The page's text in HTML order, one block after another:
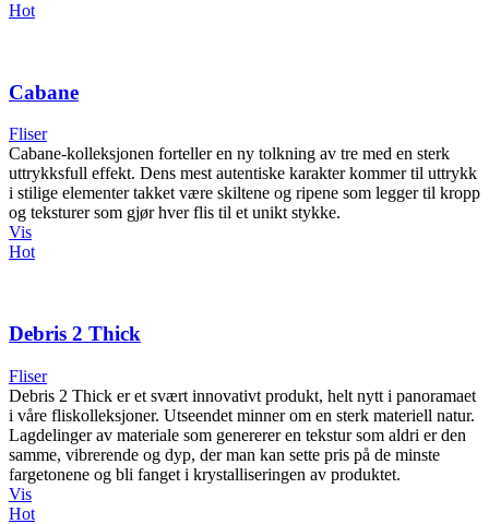
Hot
Cabane
Fliser
Cabane-kolleksjonen forteller en ny tolkning av tre med en sterk
uttrykksfull effekt. Dens mest autentiske karakter kommer til uttrykk
i stilige elementer takket være skiltene og ripene som legger til kropp
og teksturer som gjør hver flis til et unikt stykke.
Vis
Hot
Debris 2 Thick
Fliser
Debris 2 Thick er et svært innovativt produkt, helt nytt i panoramaet
i våre fliskolleksjoner. Utseendet minner om en sterk materiell natur.
Lagdelinger av materiale som genererer en tekstur som aldri er den
samme, vibrerende og dyp, der man kan sette pris på de minste
fargetonene og bli fanget i krystalliseringen av produktet.
Vis
Hot